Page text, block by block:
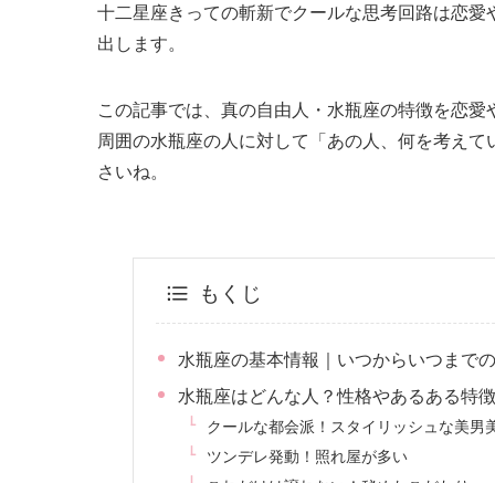
十二星座きっての斬新でクールな思考回路は恋
出します。
この記事では、真の自由人・水瓶座の特徴を恋
周囲の水瓶座の人に対して「あの人、何を考え
さいね。
もくじ
水瓶座の基本情報｜いつからいつまで
水瓶座はどんな人？性格やあるある特徴
クールな都会派！スタイリッシュな美男
ツンデレ発動！照れ屋が多い